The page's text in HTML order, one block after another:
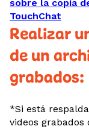
sobre la copia
TouchChat
Realizar
de un
grabados:
*Si está
videos